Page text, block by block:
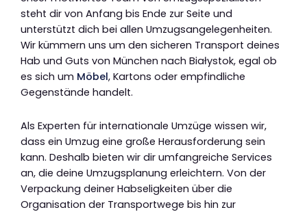
steht dir von Anfang bis Ende zur Seite und
unterstützt dich bei allen Umzugsangelegenheiten.
Wir kümmern uns um den sicheren Transport deines
Hab und Guts von München nach Białystok, egal ob
es sich um Möbel, Kartons oder empfindliche
Gegenstände handelt.
Als Experten für internationale Umzüge wissen wir,
dass ein Umzug eine große Herausforderung sein
kann. Deshalb bieten wir dir umfangreiche Services
an, die deine Umzugsplanung erleichtern. Von der
Verpackung deiner Habseligkeiten über die
Organisation der Transportwege bis hin zur